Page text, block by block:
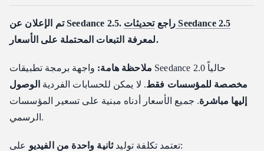
تم الإعلان عن Seedance 2.5. راجع تحديثات Seedance 2.5
لمعرفة التبعات المحتملة على الأسعار.
ملاحظة هامة:
واجهة برمجة تطبيقات Seedance 2.0 حالياً
مخصصة للمؤسسات فقط. لا يمكن للحسابات الفردية الوصول
إليها مباشرة. جميع الأسعار أدناه مبنية على تسعير المؤسسات
الرسمي.
تعتمد تكلفة توليدثانية واحدة من الفيديو على: